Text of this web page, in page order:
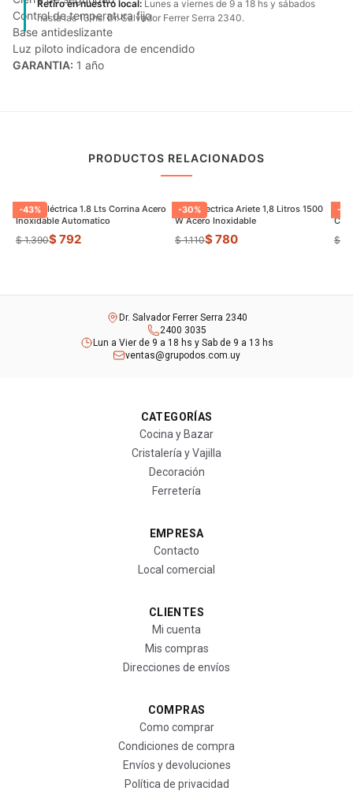
Retiro en nuestro local: Lunes a viernes de 9 a 18 hs y sábados
hasta las 13 hs. Dr. Salvador Ferrer Serra 2340.
Control de temperatura fijo
Base antideslizante
Luz piloto indicadora de encendido
GARANTIA: 1 año
PRODUCTOS RELACIONADOS
-43%
Jarrra Eléctrica 1.8 Lts Corrina Acero
Inoxidable Automatico
$ 1.390$ 792
-30%
Jarra Electrica Ariete 1,8 Litros 1500
W Acero Inoxidable
$ 1.110$ 780
-
$
Dr. Salvador Ferrer Serra 2340
2400 3035
Lun a Vier de 9 a 18 hs y Sab de 9 a 13 hs
ventas@grupodos.com.uy
CATEGORÍAS
Cocina y Bazar
Cristalería y Vajilla
Decoración
Ferretería
EMPRESA
Contacto
Local comercial
CLIENTES
Mi cuenta
Mis compras
Direcciones de envíos
COMPRAS
Como comprar
Condiciones de compra
Envíos y devoluciones
Política de privacidad